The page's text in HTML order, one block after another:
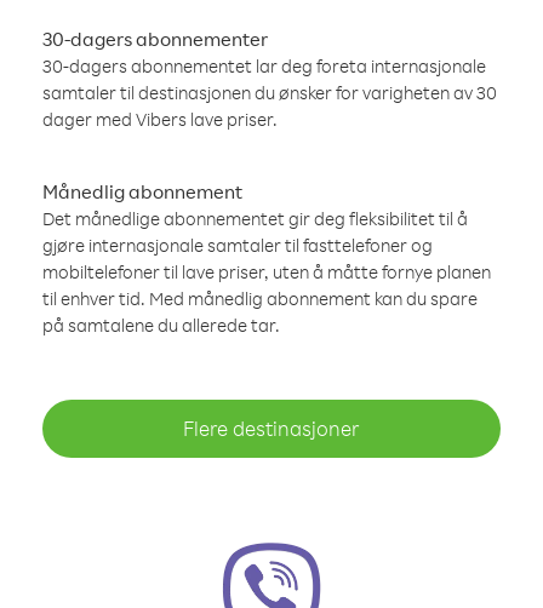
30-dagers abonnementer
30-dagers abonnementet lar deg foreta internasjonale
samtaler til destinasjonen du ønsker for varigheten av 30
dager med Vibers lave priser.
Månedlig abonnement
Det månedlige abonnementet gir deg fleksibilitet til å
gjøre internasjonale samtaler til fasttelefoner og
mobiltelefoner til lave priser, uten å måtte fornye planen
til enhver tid. Med månedlig abonnement kan du spare
på samtalene du allerede tar.
Flere destinasjoner